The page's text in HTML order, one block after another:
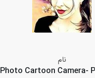
نام
Photo Cartoon Camera-